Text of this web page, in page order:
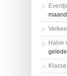
Halve